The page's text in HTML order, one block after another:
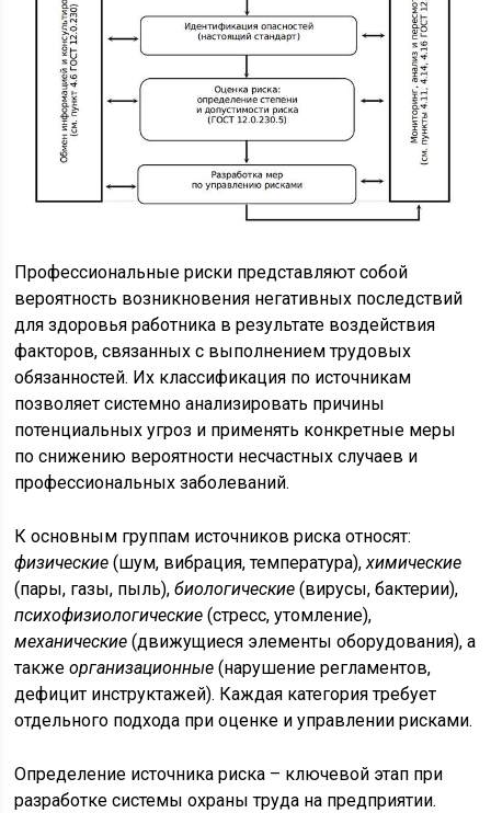
Профессиональные риски представляют собой
вероятность возникновения негативных последствий
для здоровья работника в результате воздействия
факторов, связанных с выполнением трудовых
обязанностей. Их классификация по источникам
позволяет системно анализировать причины
потенциальных угроз и применять конкретные меры
по снижению вероятности несчастных случаев и
профессиональных заболеваний.
К основным группам источников риска относят:
физические (шум, вибрация, температура),химические
(пары, газы, пыль),биологические (вирусы, бактерии),
психофизиологические (стресс, утомление),
механические (движущиеся элементы оборудования), а
такжеорганизационные (нарушение регламентов,
дефицит инструктажей). Каждая категория требует
отдельного подхода при оценке и управлении рисками.
Определение источника риска – ключевой этап при
разработке системы охраны труда на предприятии.